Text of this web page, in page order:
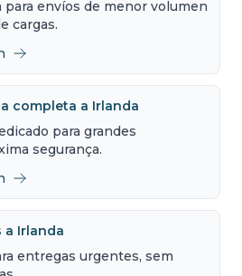
para envíos de menor volumen
cargas.
completa a Irlanda
para grandes
segurança.
a Irlanda
entregas urgentes, sem